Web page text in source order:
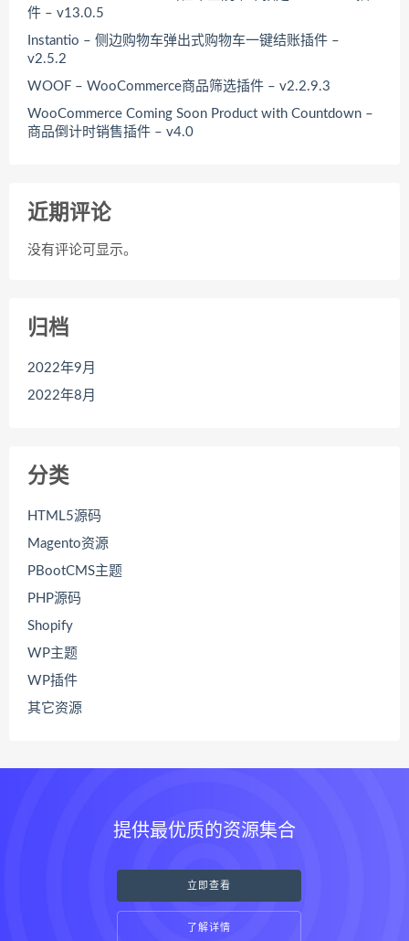
件 – v13.0.5
Instantio – 侧边购物车弹出式购物车一键结账插件 –
v2.5.2
WOOF – WooCommerce商品筛选插件 – v2.2.9.3
WooCommerce Coming Soon Product with Countdown –
商品倒计时销售插件 – v4.0
近期评论
没有评论可显示。
归档
2022年9月
2022年8月
分类
HTML5源码
Magento资源
PBootCMS主题
PHP源码
Shopify
WP主题
WP插件
其它资源
提供最优质的资源集合
立即查看
了解详情